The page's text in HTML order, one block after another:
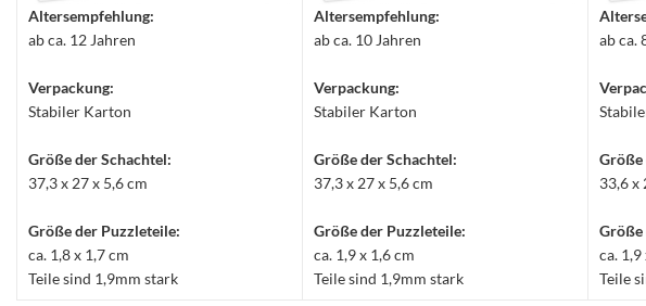
Altersempfehlung:
ab ca. 12 Jahren
Verpackung:
Stabiler Karton
Größe der Schachtel:
37,3 x 27 x 5,6 cm
Größe der Puzzleteile:
ca. 1,8 x 1,7 cm
Teile sind 1,9mm stark
Altersempfehlung:
ab ca. 10 Jahren
Verpackung:
Stabiler Karton
Größe der Schachtel:
37,3 x 27 x 5,6 cm
Größe der Puzzleteile:
ca. 1,9 x 1,6 cm
Teile sind 1,9mm stark
ab ca.
Größe
33,6 x
Größe
ca. 1,9
Teile